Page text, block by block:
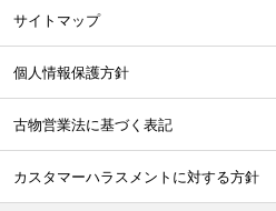
サイトマップ
個人情報保護方針
古物営業法に基づく表記
カスタマーハラスメントに対する方針